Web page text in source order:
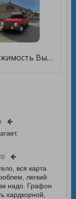
Недвижимость Выкл - Дорога 4x4 [Мод меню]
вся карта
легкий
надо. Графон
хардкорной,